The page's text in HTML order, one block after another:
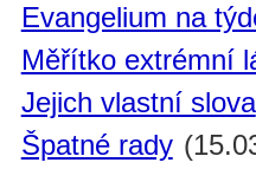
Evangelium na
Měřítko extrémní
Jejich vlastní slova
Špatné rady